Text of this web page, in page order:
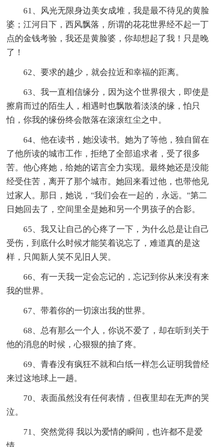
61、风光无限身边美女成堆，我是最不待见的黄脸
婆；江河日下，西风飘落，所谓的花花世界经不起一丁
点的金钱考验，我还是黄脸婆，你却想起了我！只是晚
了！
62、要求的越少，就会拉近和幸福的距离。
63、我一直相信缘分，因为这个世界很大，即使是
擦肩而过的陌生人，相遇时也飘散着淡淡的缘，怕只
怕，你我的缘份终会散落在滚滚红尘之中。
64、他在读书，她没读书。她为了等他，独自留在
了他所读的城市工作，拒绝了全部追求者，受了很多
苦。他心疼她，给她的诺言全力实现。最终她还是没能
经受住苦，离开了那个城市。她回来看过他，也带他见
过家人。那日，她说，"我们会在一起的，永远。"第二
日她回去了，空间里全是她和另一个男孩子的合影。
65、我又让自己的心疼了一下，为什么总是让自己
受伤，到底什么时候才能笑着说忘了，难道真的是这
样，只闻新人笑不见旧人哭。
66、有一天我一定会忘记的，忘记到你从来没有来
我的世界。
67、带着你的一切滚出我的世界。
68、总有那么一个人，你说不爱了，却在听到关于
他的消息的时候，心狠狠的抽了疼。
69、青春没有疯狂不就和白纸一样怎么证明我曾经
来过这地球上一趟。
70、表面虽然没有任何表情，但夜里却在无声的哭
泣。
71、突然觉得 我以为爱情的瞬间，也许都不是爱